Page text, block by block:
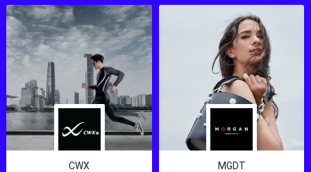
CWX MGDT